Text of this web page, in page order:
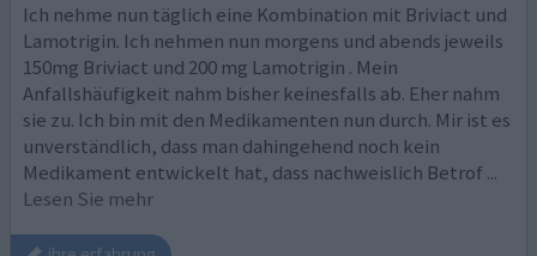
Ich nehme nun täglich eine Kombination mit Briviact und
Lamotrigin. Ich nehmen nun morgens und abends jeweils
150mg Briviact und 200 mg Lamotrigin . Mein
Anfallshäufigkeit nahm bisher keinesfalls ab. Eher nahm
sie zu. Ich bin mit den Medikamenten nun durch. Mir ist es
unverständlich, dass man dahingehend noch kein
Medikament entwickelt hat, dass nachweislich Betrof ...
Lesen Sie mehr